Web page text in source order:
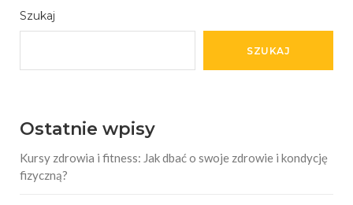
Szukaj
SZUKAJ
Ostatnie wpisy
Kursy zdrowia i fitness: Jak dbać o swoje zdrowie i kondycję
fizyczną?